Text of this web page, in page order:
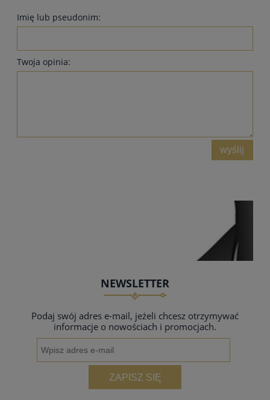
Imię lub pseudonim:
Twoja opinia:
wyślij
NEWSLETTER
Podaj swój adres e-mail, jeżeli chcesz otrzymywać
informacje o nowościach i promocjach.
ZAPISZ SIĘ